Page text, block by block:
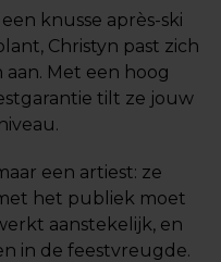
knusse après-ski
Christyn past zich
Met een hoog
tilt ze jouw
een artiest: ze
het publiek moet
aanstekelijk, en
in de feestvreugde.